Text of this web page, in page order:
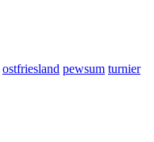
ostfriesland pewsum turnier